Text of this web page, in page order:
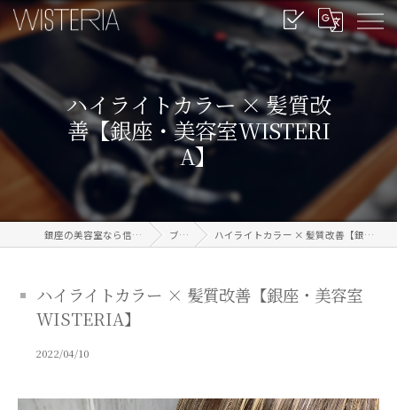
ハイライトカラー × 髪質改
善【銀座・美容室WISTERI
A】
銀座の美容室なら信頼のWISTERIA ブログ ハイライトカラー × 髪質改善【銀座・美容室WISTERIA】
ハイライトカラー × 髪質改善【銀座・美容室
WISTERIA】
2022/04/10